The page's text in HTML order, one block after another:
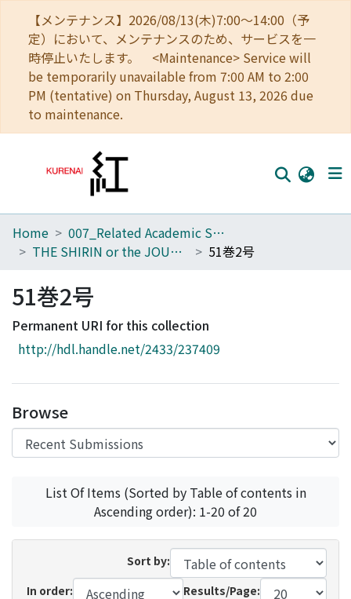
【メンテナンス】2026/08/13(木)7:00～14:00（予
定）において、メンテナンスのため、サービスを一
時停止いたします。 <Maintenance> Service will
be temporarily unavailable from 7:00 AM to 2:00
PM (tentative) on Thursday, August 13, 2026 due
to maintenance.
Home
Browse
Download Ranking
Access Statistics
Home
007_Related Academic Societies
THE SHIRIN or the JOURNAL OF HISTORY
51巻2号
51巻2号
Permanent URI for this collection
http://hdl.handle.net/2433/237409
Browse
List Of Items (Sorted by Table of contents in
Ascending order): 1-20 of 20
Sort by:
In order:
Results/Page: